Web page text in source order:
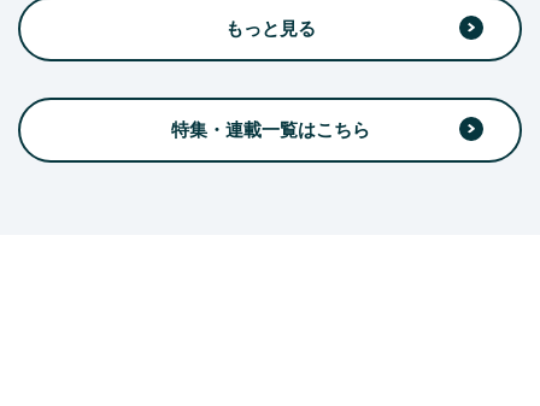
もっと見る
特集・連載一覧はこちら